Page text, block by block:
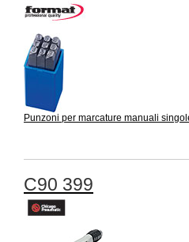
Punzoni per marcature manuali
C90 399